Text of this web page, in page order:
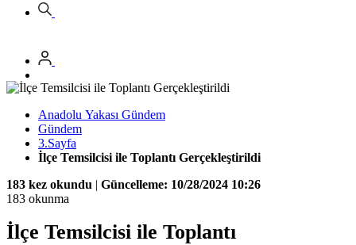
Anadolu Yakası Gündem
Gündem
3.Sayfa
İlçe Temsilcisi ile Toplantı Gerçekleştirildi
183 kez okundu | Güncelleme: 10/28/2024 10:26
183 okunma
İlçe Temsilcisi ile Toplantı